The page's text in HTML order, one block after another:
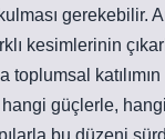
gerekebilir.
kesimlerinin
toplumsal
güçlerle,
bu düzeni